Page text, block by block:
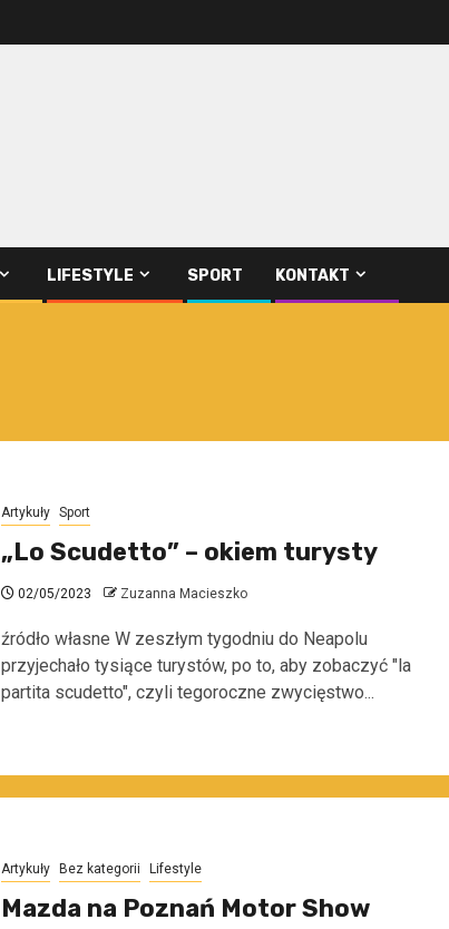
LIFESTYLE SPORT KONTAKT
Artykuły Sport
„Lo Scudetto” – okiem turysty
02/05/2023 Zuzanna Macieszko
źródło własne W zeszłym tygodniu do Neapolu
przyjechało tysiące turystów, po to, aby zobaczyć "la
partita scudetto", czyli tegoroczne zwycięstwo...
Artykuły Bez kategorii Lifestyle
Mazda na Poznań Motor Show